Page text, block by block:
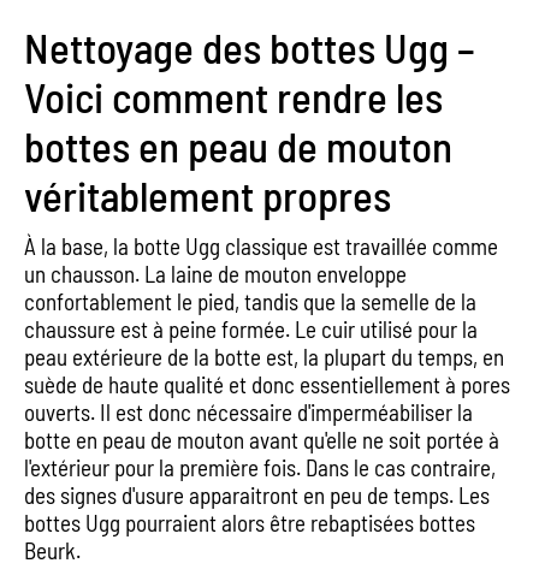
Nettoyage des bottes Ugg –
Voici comment rendre les
bottes en peau de mouton
véritablement propres
À la base, la botte Ugg classique est travaillée comme
un chausson. La laine de mouton enveloppe
confortablement le pied, tandis que la semelle de la
chaussure est à peine formée. Le cuir utilisé pour la
peau extérieure de la botte est, la plupart du temps, en
suède de haute qualité et donc essentiellement à pores
ouverts. Il est donc nécessaire d'imperméabiliser la
botte en peau de mouton avant qu'elle ne soit portée à
l'extérieur pour la première fois. Dans le cas contraire,
des signes d'usure apparaitront en peu de temps. Les
bottes Ugg pourraient alors être rebaptisées bottes
Beurk.